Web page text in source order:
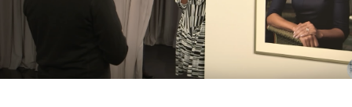
NEWSLETTER